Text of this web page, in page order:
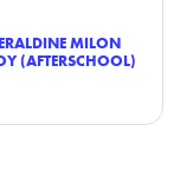
MILON
(AFTERSCHOOL)